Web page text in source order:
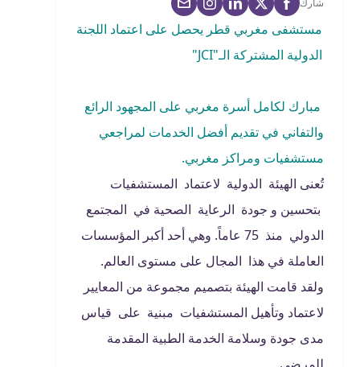
شارك
مستشفى مغربي قطر يحصل على اعتماد اللجنة
الدولية المشتركة الـ"JCI"
مبارك لكامل أسرة مغربي على المجهود الرائع
والتفاني في تقديم أفضل الخدمات لمراجعي
مستشفيات ومراكز مغربي.
تُعنى الهيئة الدولية لاعتماد المستشفيات
بتحسين و جودة الرعاية الصحية في المجتمع
الدولي منذ 75 عاماً. وهي أحد أكبر المؤسسات
العاملة في هذا المجال على مستوى العالم.
ولقد قامت الهيئة بتصميم مجموعة من المعايير
لاعتماد وتأهيل المستشفيات مبنية على قياس
مدى جودة وسلامة الخدمة الطبية المقدمة